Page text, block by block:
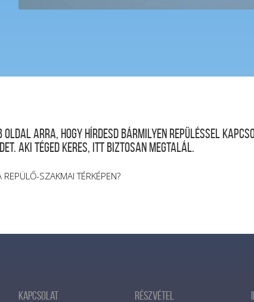
oldal arra, hogy hírdesd bármilyen repüléssel
Aki téged keres, itt biztosan megtalál.
SZAKMAI TÉRKÉPEN?
Kapcsolat Részvétel